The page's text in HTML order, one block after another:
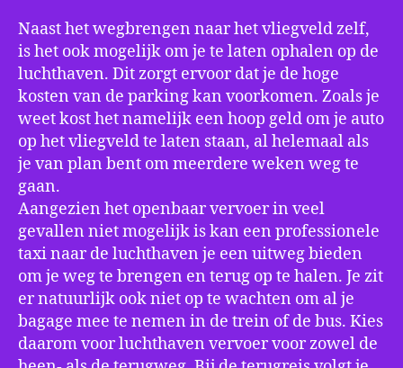
Naast het wegbrengen naar het vliegveld zelf,
is het ook mogelijk om je te laten ophalen op de
luchthaven. Dit zorgt ervoor dat je de hoge
kosten van de parking kan voorkomen. Zoals je
weet kost het namelijk een hoop geld om je auto
op het vliegveld te laten staan, al helemaal als
je van plan bent om meerdere weken weg te
gaan.
Aangezien het openbaar vervoer in veel
gevallen niet mogelijk is kan een professionele
taxi naar de luchthaven je een uitweg bieden
om je weg te brengen en terug op te halen. Je zit
er natuurlijk ook niet op te wachten om al je
bagage mee te nemen in de trein of de bus. Kies
daarom voor luchthaven vervoer voor zowel de